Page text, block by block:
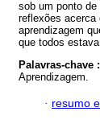
sob um ponto
reflexões acerca
aprendizagem
que todos
Palavras-chave :
Aprendizagem.
· resumo